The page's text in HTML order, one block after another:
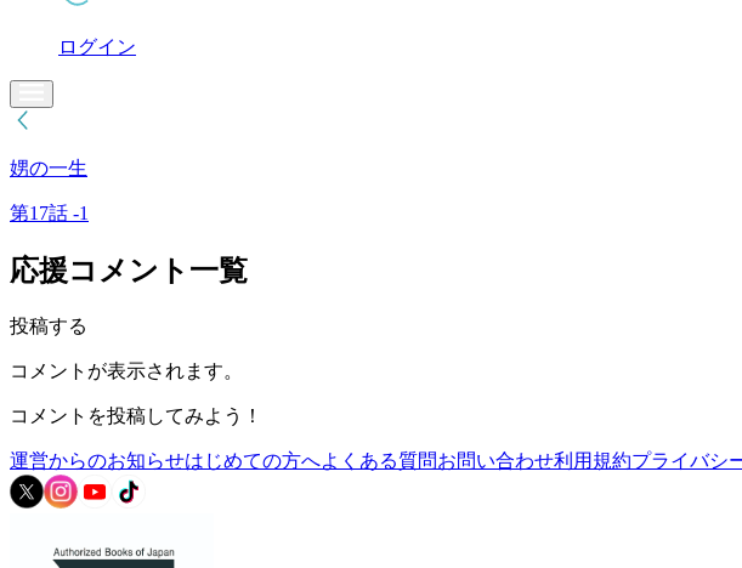
ログイン
娚の一生
第17話 -1
応援コメント一覧
投稿する
コメントが表示されます。
コメントを投稿してみよう！
運営からのお知らせはじめての方へよくある質問お問い合わせ利用規約プライバシ